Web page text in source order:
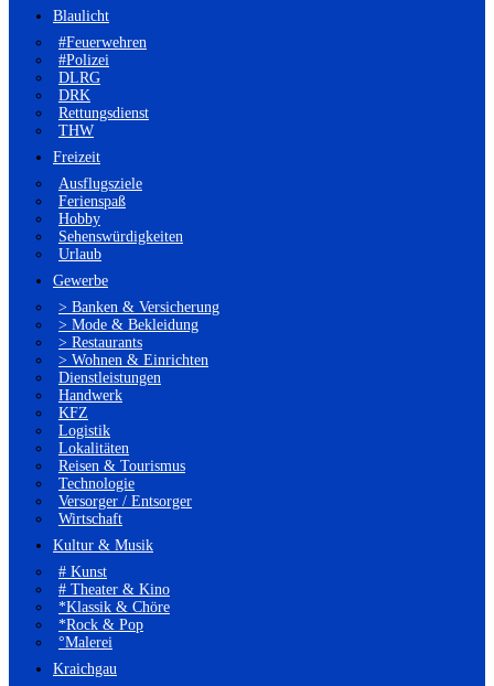
Blaulicht
#Feuerwehren
#Polizei
DLRG
DRK
Rettungsdienst
THW
Freizeit
Ausflugsziele
Ferienspaß
Hobby
Sehenswürdigkeiten
Urlaub
Gewerbe
> Banken & Versicherung
> Mode & Bekleidung
> Restaurants
> Wohnen & Einrichten
Dienstleistungen
Handwerk
KFZ
Logistik
Lokalitäten
Reisen & Tourismus
Technologie
Versorger / Entsorger
Wirtschaft
Kultur & Musik
# Kunst
# Theater & Kino
*Klassik & Chöre
*Rock & Pop
°Malerei
Kraichgau